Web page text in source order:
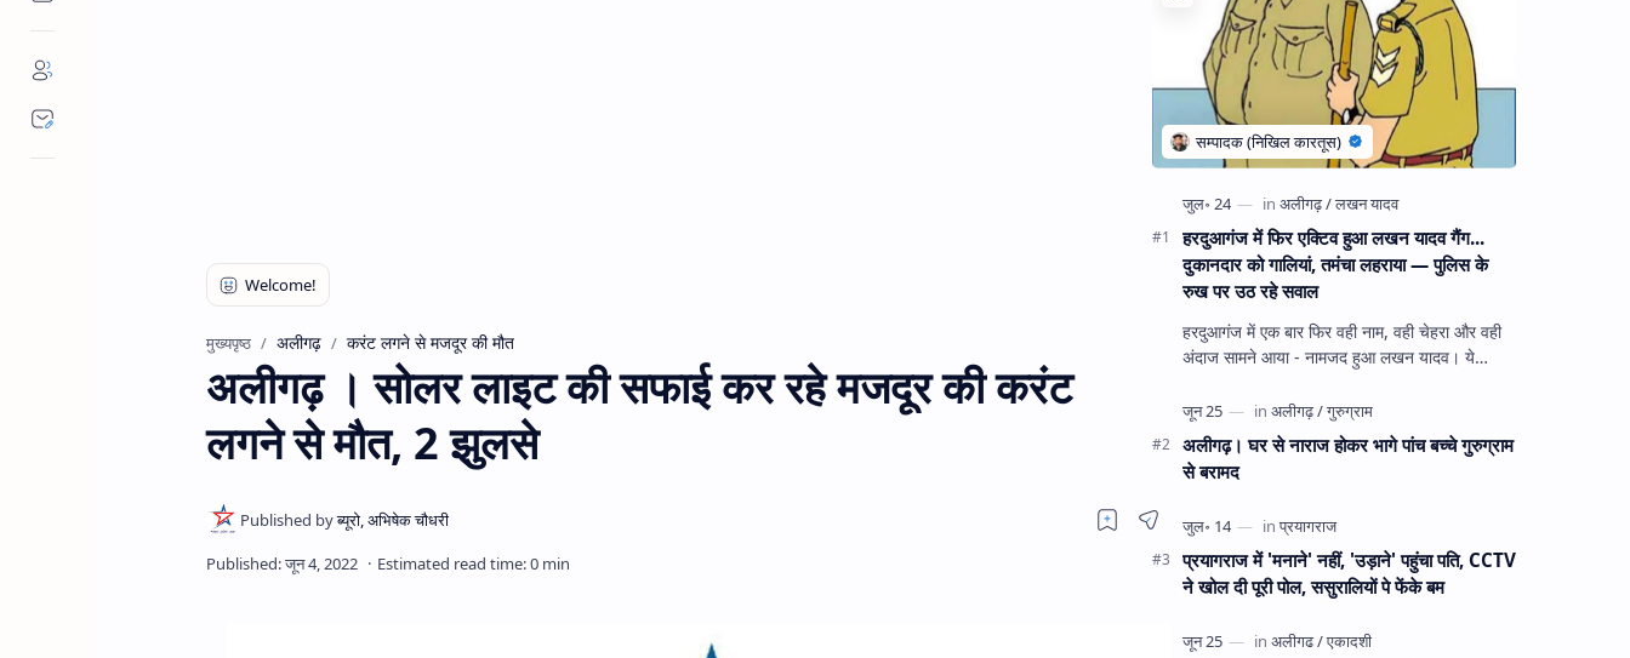
मुख्यपृष्ठ अलीगढ़ करंट लगने से मजदूर की मौत
अलीगढ़ । सोलर लाइट की सफाई कर रहे मजदूर की करंट
लगने से मौत, 2 झुलसे
हरदुआगंज में फिर एक्टिव हुआ लखन यादव गैंग...
दुकानदार को गालियां, तमंचा लहराया — पुलिस के
रुख पर उठ रहे सवाल
हरदुआगंज में एक बार फिर वही नाम, वही चेहरा और वही
अंदाज सामने आया - नामजद हुआ लखन यादव। ये
घंटे हव…
अलीगढ़। घर से नाराज होकर भागे पांच बच्चे गुरुग्राम
से बरामद
प्रयागराज में 'मनाने' नहीं, 'उड़ाने' पहुंचा पति, CCTV
ने खोल दी पूरी पोल, ससुरालियों पे फेंके बम